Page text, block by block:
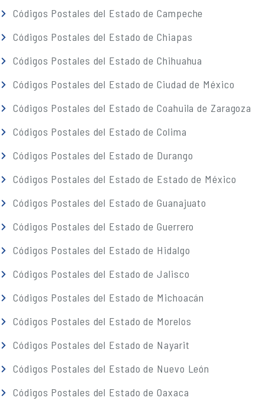
Códigos Postales del Estado de Campeche
Códigos Postales del Estado de Chiapas
Códigos Postales del Estado de Chihuahua
Códigos Postales del Estado de Ciudad de México
Códigos Postales del Estado de Coahuila de Zaragoza
Códigos Postales del Estado de Colima
Códigos Postales del Estado de Durango
Códigos Postales del Estado de Estado de México
Códigos Postales del Estado de Guanajuato
Códigos Postales del Estado de Guerrero
Códigos Postales del Estado de Hidalgo
Códigos Postales del Estado de Jalisco
Códigos Postales del Estado de Michoacán
Códigos Postales del Estado de Morelos
Códigos Postales del Estado de Nayarit
Códigos Postales del Estado de Nuevo León
Códigos Postales del Estado de Oaxaca